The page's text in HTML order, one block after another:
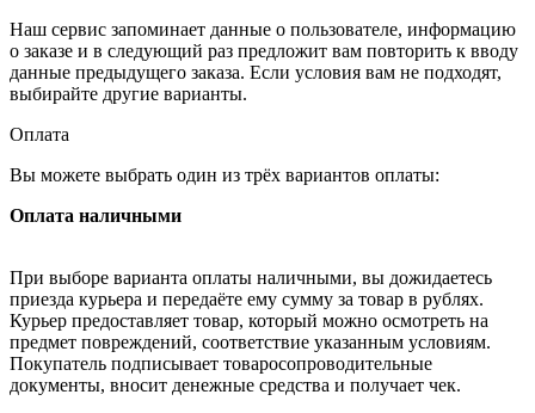
Наш сервис запоминает данные о пользователе, информацию
о заказе и в следующий раз предложит вам повторить к вводу
данные предыдущего заказа. Если условия вам не подходят,
выбирайте другие варианты.
Оплата
Вы можете выбрать один из трёх вариантов оплаты:
Оплата наличными
При выборе варианта оплаты наличными, вы дожидаетесь
приезда курьера и передаёте ему сумму за товар в рублях.
Курьер предоставляет товар, который можно осмотреть на
предмет повреждений, соответствие указанным условиям.
Покупатель подписывает товаросопроводительные
документы, вносит денежные средства и получает чек.